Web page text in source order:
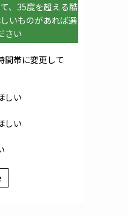
、35度を超える酷
いものがあれば選
さい
間帯に変更して
しい
しい